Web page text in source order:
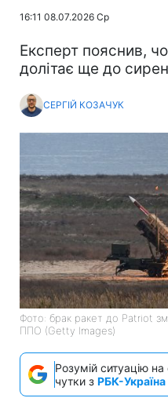
16:11 08.07.2026 Ср
Експерт пояснив,
долітає ще до
СЕРГІЙ КОЗАЧУК
Фото: брак ракет до Patriot
ППО (Getty Images)
Розумій ситуацію
чутки з РБК-